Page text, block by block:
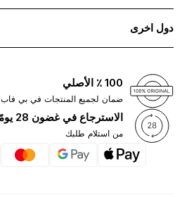
دول اخرى
100 ٪ الأصلي
ضمان لجميع المنتجات في بي فاب
الاسترجاع في غضون 28 يومًا
من استلام طلبك